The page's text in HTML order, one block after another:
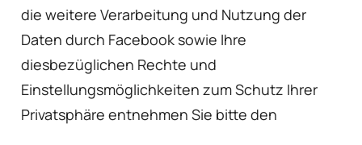
die weitere Verarbeitung und Nutzung der
Daten durch Facebook sowie Ihre
diesbezüglichen Rechte und
Einstellungsmöglichkeiten zum Schutz Ihrer
Privatsphäre entnehmen Sie bitte den